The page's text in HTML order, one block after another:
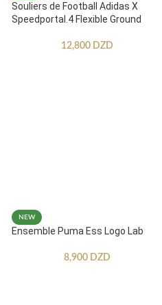
Souliers de Football Adidas X
Speedportal.4 Flexible Ground
12,800 DZD
NEW
Ensemble Puma Ess Logo Lab
8,900 DZD